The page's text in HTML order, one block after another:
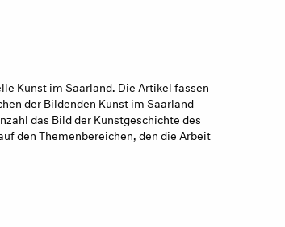
Kunst im Saarland. Die Artikel fassen
der Bildenden Kunst im Saarland
das Bild der Kunstgeschichte des
den Themenbereichen, den die Arbeit